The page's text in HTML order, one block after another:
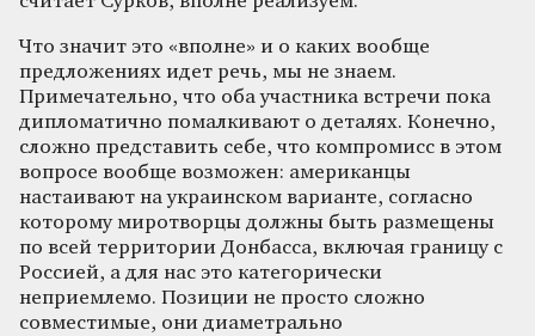
Что значит это «вполне» и о каких вообще
предложениях идет речь, мы не знаем.
Примечательно, что оба участника встречи пока
дипломатично помалкивают о деталях. Конечно,
сложно представить себе, что компромисс в этом
вопросе вообще возможен: американцы
настаивают на украинском варианте, согласно
которому миротворцы должны быть размещены
по всей территории Донбасса, включая границу с
Россией, а для нас это категорически
неприемлемо. Позиции не просто сложно
совместимые, они диаметрально